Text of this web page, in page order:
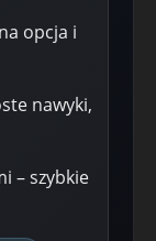
opcja i
nawyki,
– szybkie